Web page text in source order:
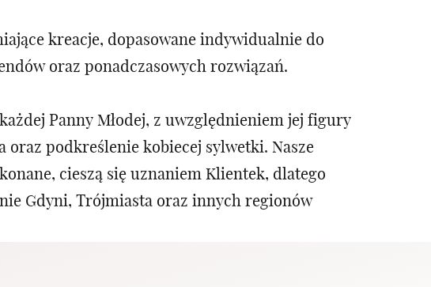
kreacje, dopasowane indywidualnie do
oraz ponadczasowych rozwiązań.
Panny Młodej, z uwzględnieniem jej figury
podkreślenie kobiecej sylwetki. Nasze
cieszą się uznaniem Klientek, dlatego
Gdyni, Trójmiasta oraz innych regionów